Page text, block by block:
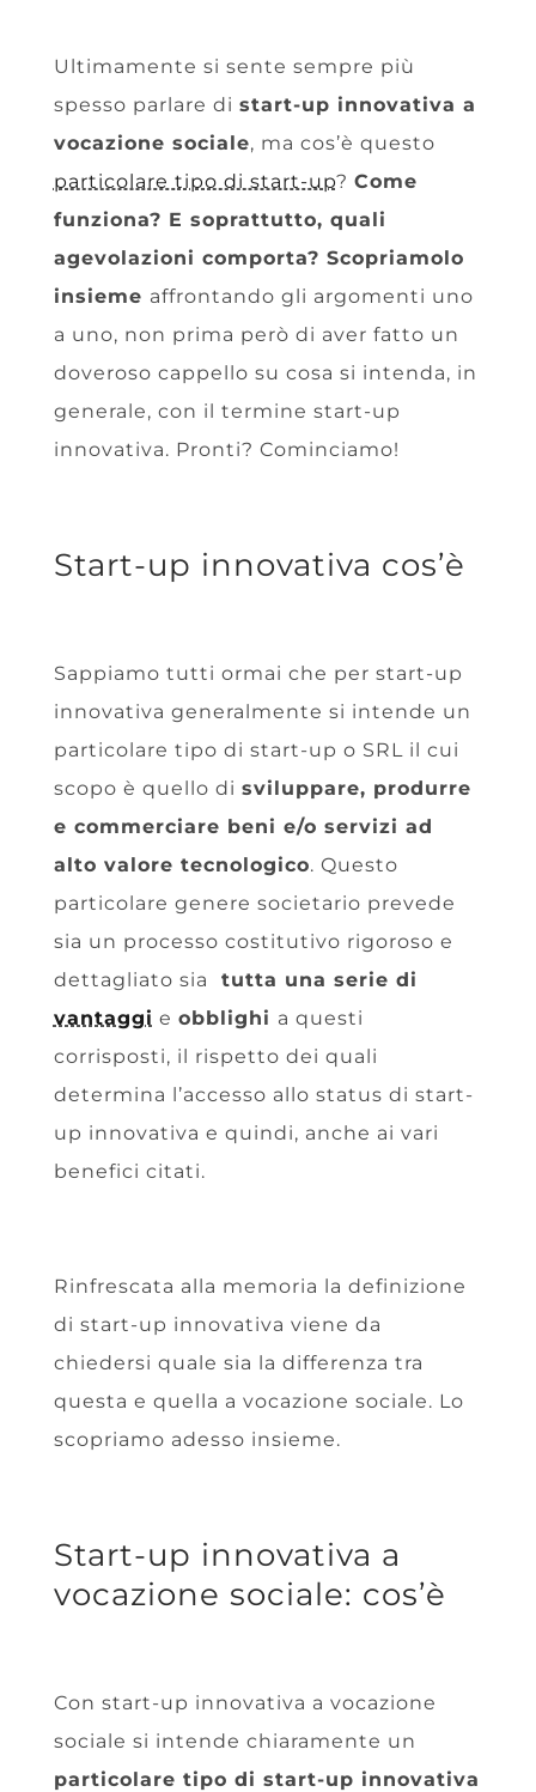
Ultimamente si sente sempre più
spesso parlare di start-up innovativa a
vocazione sociale, ma cos’è questo
particolare tipo di start-up? Come
funziona? E soprattutto, quali
agevolazioni comporta? Scopriamolo
insieme affrontando gli argomenti uno
a uno, non prima però di aver fatto un
doveroso cappello su cosa si intenda, in
generale, con il termine start-up
innovativa. Pronti? Cominciamo!
Start-up innovativa cos’è
Sappiamo tutti ormai che per start-up
innovativa generalmente si intende un
particolare tipo di start-up o SRL il cui
scopo è quello di sviluppare, produrre
e commerciare beni e/o servizi ad
alto valore tecnologico. Questo
particolare genere societario prevede
sia un processo costitutivo rigoroso e
dettagliato sia
tutta una serie di
vantaggi e obblighi a questi
corrisposti, il rispetto dei quali
determina l’accesso allo status di start-
up innovativa e quindi, anche ai vari
benefici citati.
Rinfrescata alla memoria la definizione
di start-up innovativa viene da
chiedersi quale sia la differenza tra
questa e quella a vocazione sociale. Lo
scopriamo adesso insieme.
Start-up innovativa a
vocazione sociale: cos’è
Con start-up innovativa a vocazione
sociale si intende chiaramente un
particolare tipo di start-up innovativa